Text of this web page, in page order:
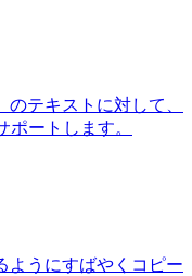
テキストに対して、
ートします。
ようにすばやくコピー